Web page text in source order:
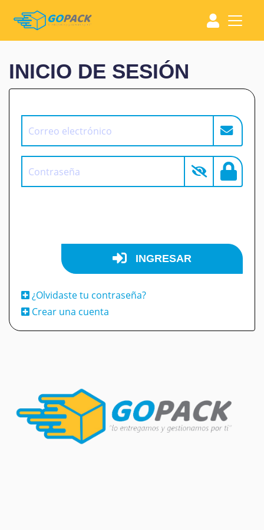
INICIO DE SESIÓN
INGRESAR
¿Olvidaste tu contraseña?
Crear una cuenta